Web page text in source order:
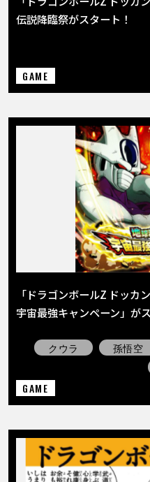
伝説降臨祭がスタート！
GAME
「ドラゴンボールZ ドッカ
宇宙最強キャンペーン」が
クウラ 孫悟空
GAME